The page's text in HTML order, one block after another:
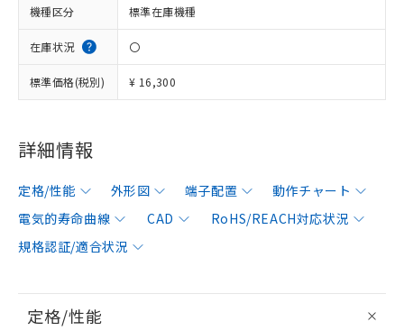
機種区分 標準在庫機種
在庫状況 〇
標準価格(税別) ¥ 16,300
詳細情報
定格/性能 外形図 端子配置
動作チャート
電気的寿命曲線
CAD
RoHS/REACH対応状況
規格認証/適合状況
定格/性能